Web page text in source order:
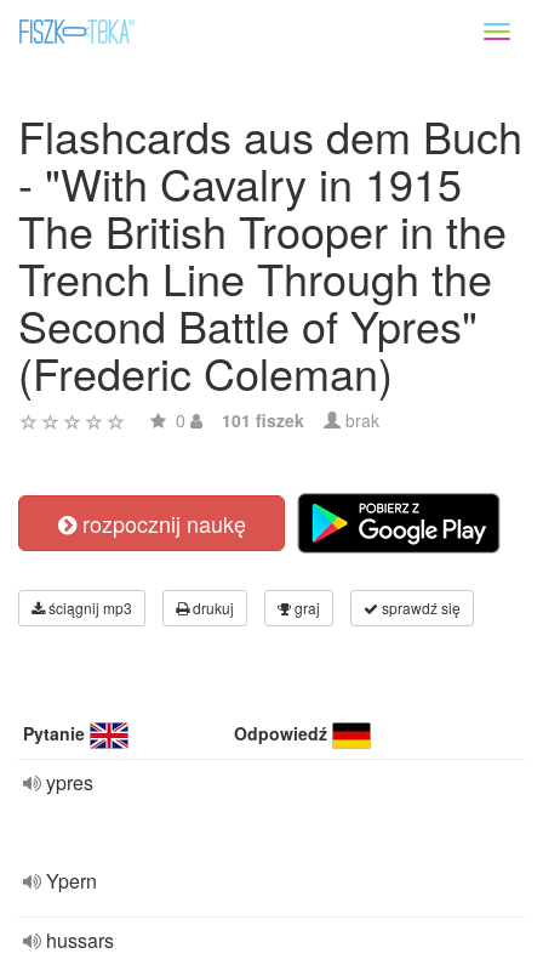
Flashcards aus dem Buch
- "With Cavalry in 1915
The British Trooper in the
Trench Line Through the
Second Battle of Ypres"
(Frederic Coleman)
0 101 fiszek brak
rozpocznij naukę
ściągnij mp3 drukuj graj sprawdź się
Pytanie Odpowiedź
ypres
Ypern
hussars